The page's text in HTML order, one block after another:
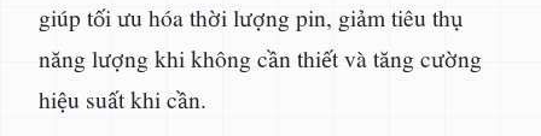
giúp tối ưu hóa thời lượng pin, giảm tiêu thụ
năng lượng khi không cần thiết và tăng cường
hiệu suất khi cần.